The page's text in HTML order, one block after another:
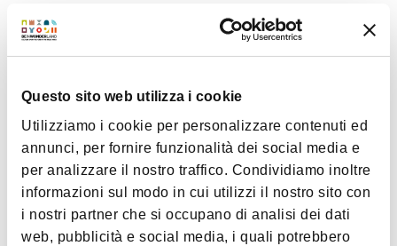
Questo sito web utilizza i cookie
Utilizziamo i cookie per personalizzare contenuti ed
annunci, per fornire funzionalità dei social media e
per analizzare il nostro traffico. Condividiamo inoltre
informazioni sul modo in cui utilizzi il nostro sito con
i nostri partner che si occupano di analisi dei dati
web, pubblicità e social media, i quali potrebbero
+